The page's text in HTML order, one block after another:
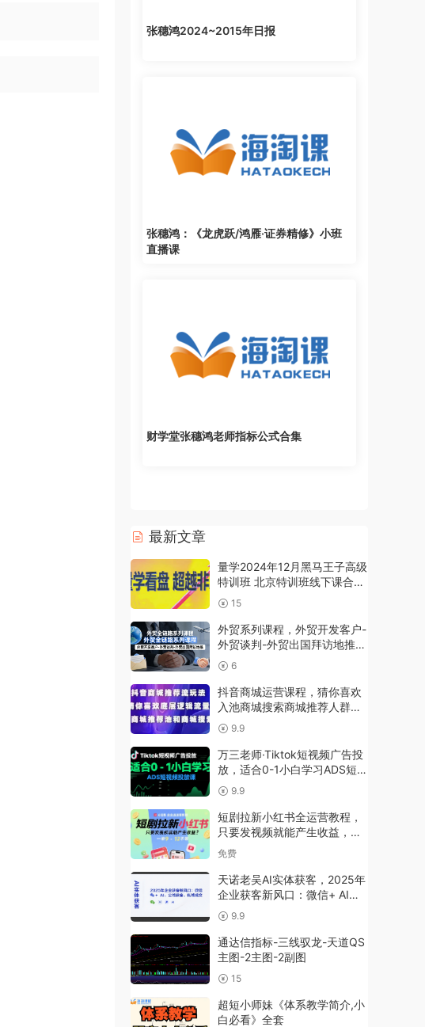
张穗鸿2024~2015年日报
张穗鸿：《龙虎跃/鸿雁·证券精修》小班
直播课
财学堂张穗鸿老师指标公式合集
最新文章
量学2024年12月黑马王子高级
特训班 北京特训班线下课合成
视频+文档+指标
15
外贸系列课程，外贸开发客户-
外贸谈判-外贸出国拜访地推，
完成一个外贸链路
6
抖音商城运营课程，猜你喜欢
入池商城搜索商城推荐人群标
签覆盖
9.9
万三老师·Tiktok短视频广告投
放，适合0-1小白学习ADS短视
频投放课
9.9
短剧拉新小红书全运营教程，
只要发视频就能产生收益，一
单9-12不等
免费
天诺老吴AI实体获客，2025年
企业获客新风口：微信+ AI，
公域获客，私域成交
9.9
通达信指标-三线驭龙-天道QS
主图-2主图-2副图
15
超短小师妹《体系教学简介,小
白必看》全套